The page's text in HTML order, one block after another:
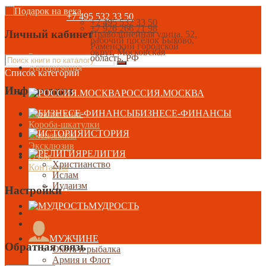
Личный кабинет
Регистрация
Авторизация
Информация
Каталог книг
Короба-шкатулки
Спецзаказы
Эксклюзив
О нас
Контакты
Настройки
Обратная связь
+7 495 532 33 50
+7 495 532 33 50
+7 926 266 71 98
Праволинейная улица, 52,
рабочий посёлок Быково,
Раменский городской
округ, Московская
область, РФ
Список категорий
РОССИЯ.МОСКВА
БИЗНЕСЕ-ФИНАНСЫ
ИСТОРИЯ
РЕЛИГИЯ
Христианство
Ислам
Иудаизм
МУДРОСТЬ
МУЖЧИНЕ
Охота и рыбалка
Армия и Флот